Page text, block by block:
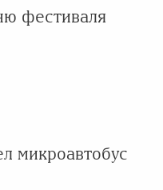
фестиваля
микроавтобус